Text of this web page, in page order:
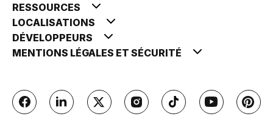
RESSOURCES
LOCALISATIONS
DÉVELOPPEURS
MENTIONS LÉGALES ET SÉCURITÉ